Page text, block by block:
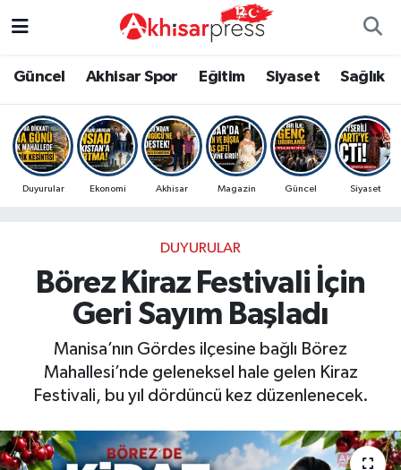
Güncel Akhisar Spor Eğitim Siyaset Sağlık
Duyurular Ekonomi Akhisar Magazin Güncel Siyaset
DUYURULAR
Börez Kiraz Festivali İçin
Geri Sayım Başladı
Manisa’nın Gördes ilçesine bağlı Börez
Mahallesi’nde geleneksel hale gelen Kiraz
Festivali, bu yıl dördüncü kez düzenlenecek.
Güncel
Akhisar Spor
Eğitim
Ekonomi
Tarım-Gıda
Kültür-Sanat
Magazin
Magazin
Kültür-Sanat
Duyurular
Röportaj
Dünya
Yaşam
Kadın
Güncel
Eğitim
Siyaset
Ekonomi
Magazin
Kültür-Sanat
Duyurular
Manisa Nöbetçi Eczaneler
Manisa Hava Durumu
Manisa Namaz Vakitleri
Süper Lig Puan Durumu ve Fikstür
Tüm Manşetler
Son Dakika Haberleri
Haber Arşivi